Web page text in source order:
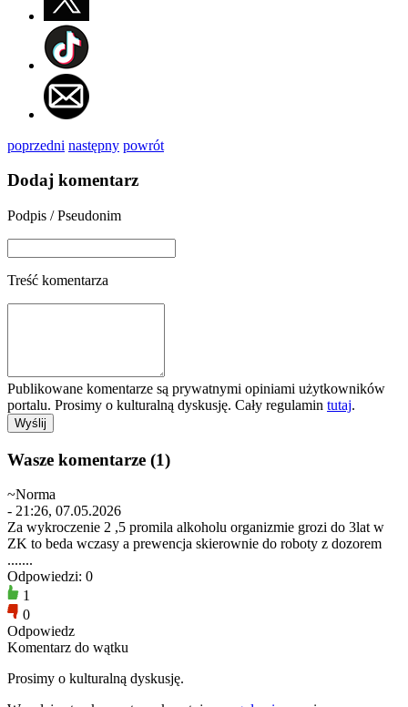
poprzedni następny powrót
Dodaj komentarz
Podpis / Pseudonim
Treść komentarza
Publikowane komentarze są prywatnymi opiniami użytkowników
portalu. Prosimy o kulturalną dyskusję. Cały regulamin tutaj.
Wasze komentarze (1)
~Norma
- 21:26, 07.05.2026
Za wykroczenie 2 ,5 promila alkoholu organizmie grozi do 3lat w
ZK to beda wczasy a prewencja skierownie do roboty z dozorem
.......
Odpowiedzi: 0
1
0
Odpowiedz
Komentarz do wątku
Prosimy o kulturalną dyskusję.